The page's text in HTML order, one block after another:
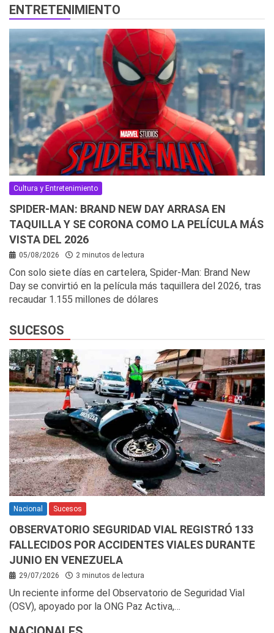
ENTRETENIMIENTO
Cultura y Entretenimiento
SPIDER-MAN: BRAND NEW DAY ARRASA EN
TAQUILLA Y SE CORONA COMO LA PELÍCULA MÁS
VISTA DEL 2026
05/08/2026 2 minutos de lectura
Con solo siete días en cartelera, Spider-Man: Brand New
Day se convirtió en la película más taquillera del 2026, tras
recaudar 1.155 millones de dólares
SUCESOS
Nacional Sucesos
OBSERVATORIO SEGURIDAD VIAL REGISTRÓ 133
FALLECIDOS POR ACCIDENTES VIALES DURANTE
JUNIO EN VENEZUELA
29/07/2026 3 minutos de lectura
Un reciente informe del Observatorio de Seguridad Vial
(OSV), apoyado por la ONG Paz Activa,…